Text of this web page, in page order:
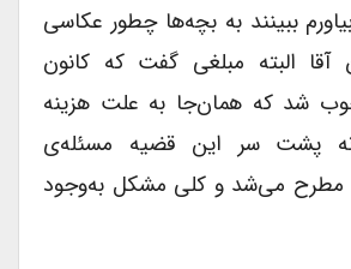
ببینند به بچه‌ها چطور عکاسی
البته مبلغی گفت که کانون
شد که همان‌جا به علت هزینه
پشت سر این قضیه مسئله‌ی
مطرح می‌شد و کلی مشکل به‌وجود